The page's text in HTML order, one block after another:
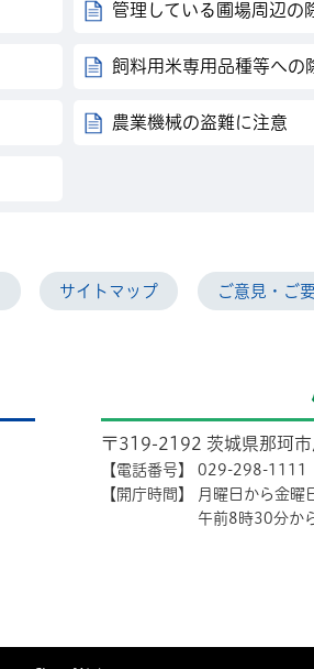
管理している圃場周辺の
飼料用米専用品種等への
農業機械の盗難に注意
サイトマップ ご意見・ご
〒319-2192 茨城県那珂
【電話番号】
029-298-1111
【開庁時間】
月曜日から金曜
午前8時30分か